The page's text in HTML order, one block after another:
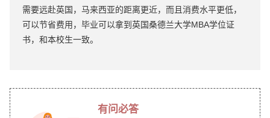
需要远赴英国，马来西亚的距离更近，而且消费水平更低，
可以节省费用，毕业可以拿到英国桑德兰大学MBA学位证
书，和本校生一致。
有问必答